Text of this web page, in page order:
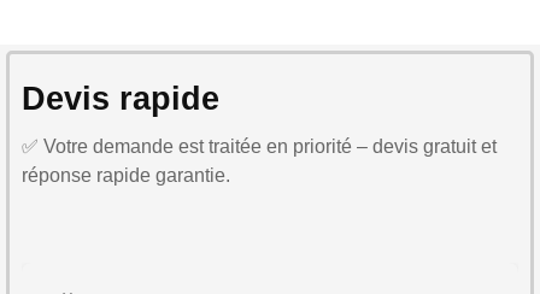
Devis rapide
✅ Votre demande est traitée en priorité – devis gratuit et
réponse rapide garantie.